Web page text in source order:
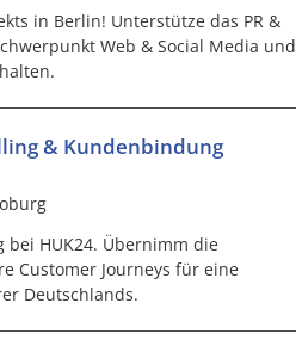
in Berlin! Unterstütze das PR &
Web & Social Media und
& Kundenbindung
HUK24. Übernimm die
Customer Journeys für eine
Deutschlands.